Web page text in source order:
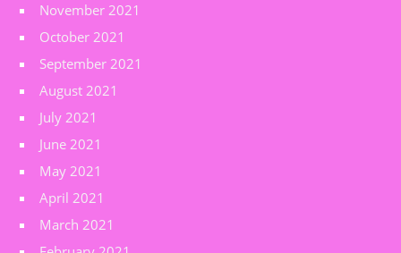
November 2021
October 2021
September 2021
August 2021
July 2021
June 2021
May 2021
April 2021
March 2021